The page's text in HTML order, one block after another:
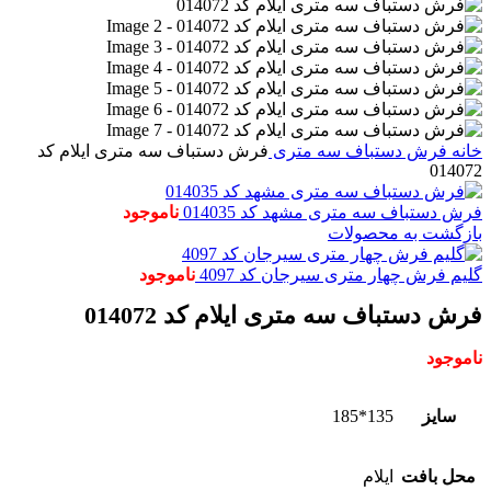
خانه فرش دستباف سه متری فرش دستباف سه متری ایلام کد
014072
فرش دستباف سه متری مشهد کد 014035
ناموجود
بازگشت به محصولات
گلیم فرش چهار متری سیرجان کد 4097 ناموجود
فرش دستباف سه متری ایلام کد 014072
ناموجود
سایز 135*185
محل بافت ایلام